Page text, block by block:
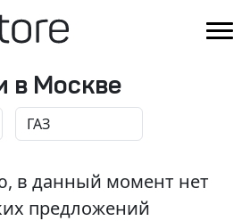
в Москве
в данный момент нет
предложений